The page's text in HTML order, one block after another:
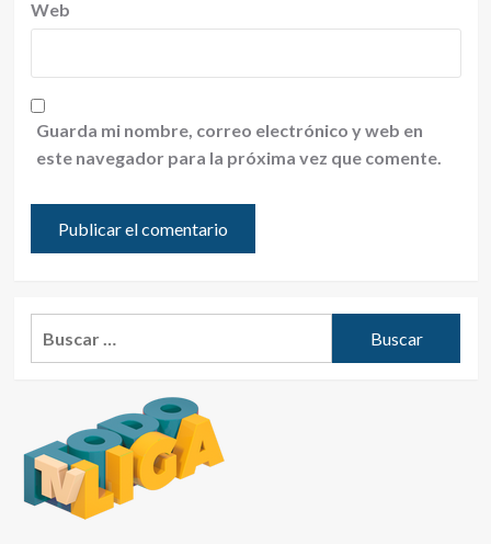
Web
Guarda mi nombre, correo electrónico y web en
este navegador para la próxima vez que comente.